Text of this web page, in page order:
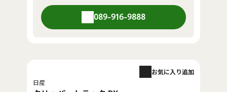
089-916-9888
日産
お気に入り追加